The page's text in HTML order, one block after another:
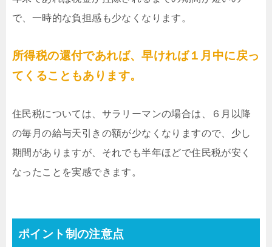
で、一時的な負担感も少なくなります。
所得税の還付であれば、早ければ１月中に戻っ
てくることもあります。
住民税については、サラリーマンの場合は、６月以降
の毎月の給与天引きの額が少なくなりますので、少し
期間がありますが、それでも半年ほどで住民税が安く
なったことを実感できます。
ポイント制の注意点